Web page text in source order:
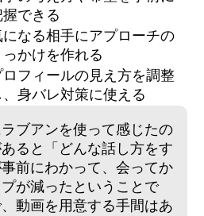
握できる
になる相手にアプローチの
っかけを作れる
ロフィールの見え方を調整
、身バレ対策に使える
ブアンを使って感じたの
ると「どんな話し方をす
前にわかって、会ってか
が減ったということで
動画を用意する手間はあ